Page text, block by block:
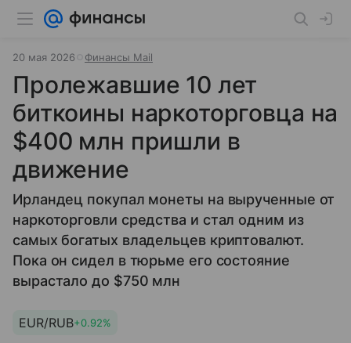
20 мая 2026 Финансы Mail
Пролежавшие 10 лет
биткоины наркоторговца на
$400 млн пришли в
движение
Ирландец покупал монеты на вырученные от
наркоторговли средства и стал одним из
самых богатых владельцев криптовалют.
Пока он сидел в тюрьме его состояние
вырастало до $750 млн
EUR/RUB+0.92%